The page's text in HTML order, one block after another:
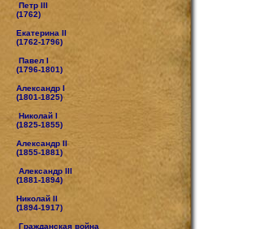
Петр III
(1762)
Екатерина II
(1762-1796)
Павел I
(1796-1801)
Александр I
(1801-1825)
Николай I
(1825-1855)
Александр II
(1855-1881)
Александр III
(1881-1894)
Николай II
(1894-1917)
Гражданская война